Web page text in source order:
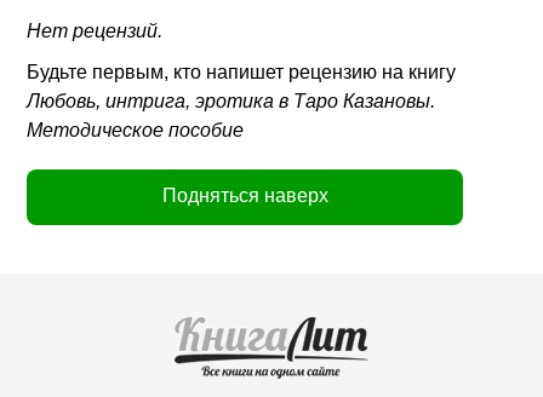
Нет рецензий.
Будьте первым, кто напишет рецензию на книгу
Любовь, интрига, эротика в Таро Казановы.
Методическое пособие
Подняться наверх